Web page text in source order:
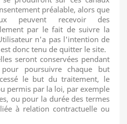
préalable, alors que
peuvent recevoir des
par le fait de suivre la
n'a pas l'intention de
donc tenu de quitter le site.
seront conservées pendant
poursuivre chaque but
le but du traitement, le
permis par la loi, par exemple
ou pour la durée des termes
à relation contractuelle ou